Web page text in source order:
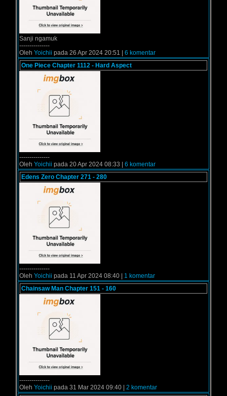
Sanji ngamuk
---------------
Oleh Yoichii pada 26 Apr 2024 20:51 | 6 komentar
One Piece Chapter 1112 - Hard Aspect
---------------
Oleh Yoichii pada 20 Apr 2024 08:33 | 6 komentar
Edens Zero Chapter 271 - 280
---------------
Oleh Yoichii pada 11 Apr 2024 08:40 | 1 komentar
Chainsaw Man Chapter 151 - 160
---------------
Oleh Yoichii pada 31 Mar 2024 09:40 | 2 komentar